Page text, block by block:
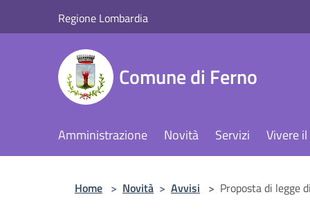
Regione Lombardia
Comune di Ferno
Amministrazione Novità Servizi Vivere
Home > Novità > Avvisi > Proposta di legge